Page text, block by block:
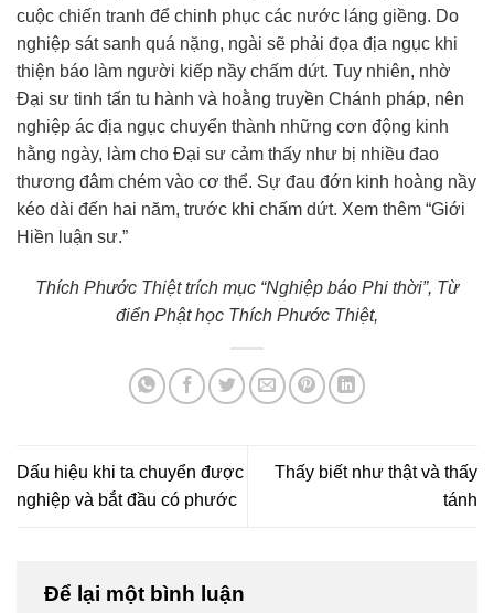
cuộc chiến tranh để chinh phục các nước láng giềng. Do
nghiệp sát sanh quá nặng, ngài sẽ phải đọa địa ngục khi
thiện báo làm người kiếp nầy chấm dứt. Tuy nhiên, nhờ
Đại sư tinh tấn tu hành và hoằng truyền Chánh pháp, nên
nghiệp ác địa ngục chuyển thành những cơn động kinh
hằng ngày, làm cho Đại sư cảm thấy như bị nhiều đao
thương đâm chém vào cơ thể. Sự đau đớn kinh hoàng nầy
kéo dài đến hai năm, trước khi chấm dứt. Xem thêm “Giới
Hiền luận sư.”
Thích Phước Thiệt trích mục “Nghiệp báo Phi thời”, Từ
điển Phật học Thích Phước Thiệt,
Dấu hiệu khi ta chuyển được
nghiệp và bắt đầu có phước
Thấy biết như thật và thấy
tánh
Để lại một bình luận